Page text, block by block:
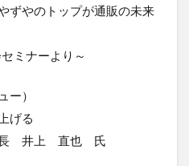
ずやのトップが通販の未来
ミナーより～
ー）
げる
長 井上 直也 氏